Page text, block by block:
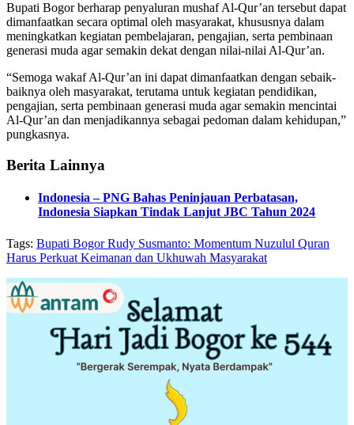
Bupati Bogor berharap penyaluran mushaf Al-Qur’an tersebut dapat
dimanfaatkan secara optimal oleh masyarakat, khususnya dalam
meningkatkan kegiatan pembelajaran, pengajian, serta pembinaan
generasi muda agar semakin dekat dengan nilai-nilai Al-Qur’an.
“Semoga wakaf Al-Qur’an ini dapat dimanfaatkan dengan sebaik-
baiknya oleh masyarakat, terutama untuk kegiatan pendidikan,
pengajian, serta pembinaan generasi muda agar semakin mencintai
Al-Qur’an dan menjadikannya sebagai pedoman dalam kehidupan,”
pungkasnya.
Berita Lainnya
Indonesia – PNG Bahas Peninjauan Perbatasan,
Indonesia Siapkan Tindak Lanjut JBC Tahun 2024
Tags: Bupati Bogor Rudy Susmanto: Momentum Nuzulul Quran
Harus Perkuat Keimanan dan Ukhuwah Masyarakat